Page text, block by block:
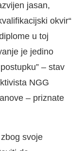
jasan,
okvir“
u toj
je jedino
– stav
NGG
– priznate
svoje